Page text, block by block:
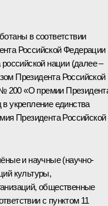
в соответствии
Российской Федерации
нации (далее –
Президента Российской
200 «О премии
укрепление единства
Президента Российской
и научные (научно-
культуры,
общественные
с пунктом 11